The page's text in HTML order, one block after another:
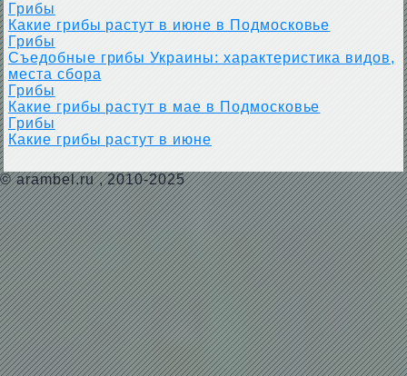
Грибы
Какие грибы растут в июне в Подмосковье
Грибы
Съедобные грибы Украины: характеристика видов,
места сбора
Грибы
Какие грибы растут в мае в Подмосковье
Грибы
Какие грибы растут в июне
© arambel.ru, 2010-2025